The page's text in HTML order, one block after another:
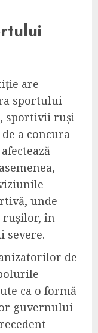
are
sportului
sportivii ruși
a concura
unde
rușilor, în
severe.
de
ca o formă
guvernului